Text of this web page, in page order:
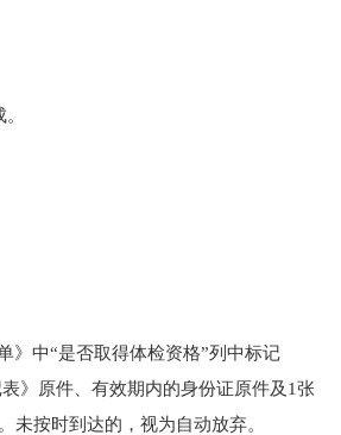
》中“是否取得体检资格”列中标记
》原件、有效期内的身份证原件及1张
未按时到达的，视为自动放弃。